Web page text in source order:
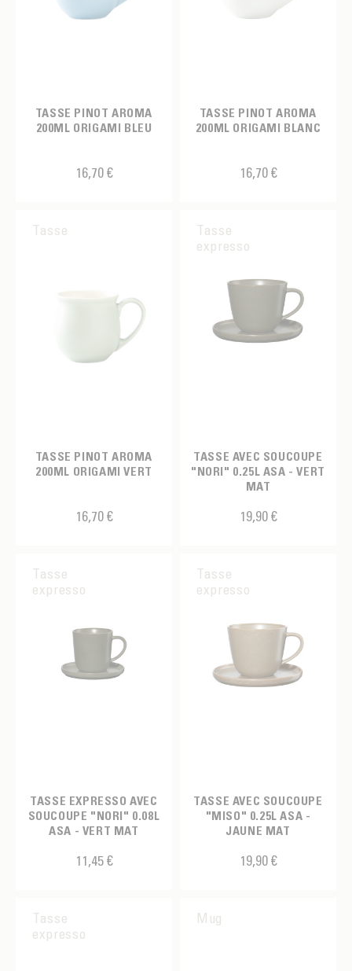
TASSE PINOT AROMA
200ML ORIGAMI BLEU
16,70 €
TASSE PINOT AROMA
200ML ORIGAMI BLANC
16,70 €
Tasse
TASSE PINOT AROMA
200ML ORIGAMI VERT
16,70 €
Tasse
expresso
TASSE AVEC SOUCOUPE
"NORI" 0.25L ASA - VERT
MAT
19,90 €
Tasse
expresso
TASSE EXPRESSO AVEC
SOUCOUPE "NORI" 0.08L
ASA - VERT MAT
11,45 €
Tasse
expresso
TASSE AVEC SOUCOUPE
"MISO" 0.25L ASA -
JAUNE MAT
19,90 €
Tasse
expresso
Mug